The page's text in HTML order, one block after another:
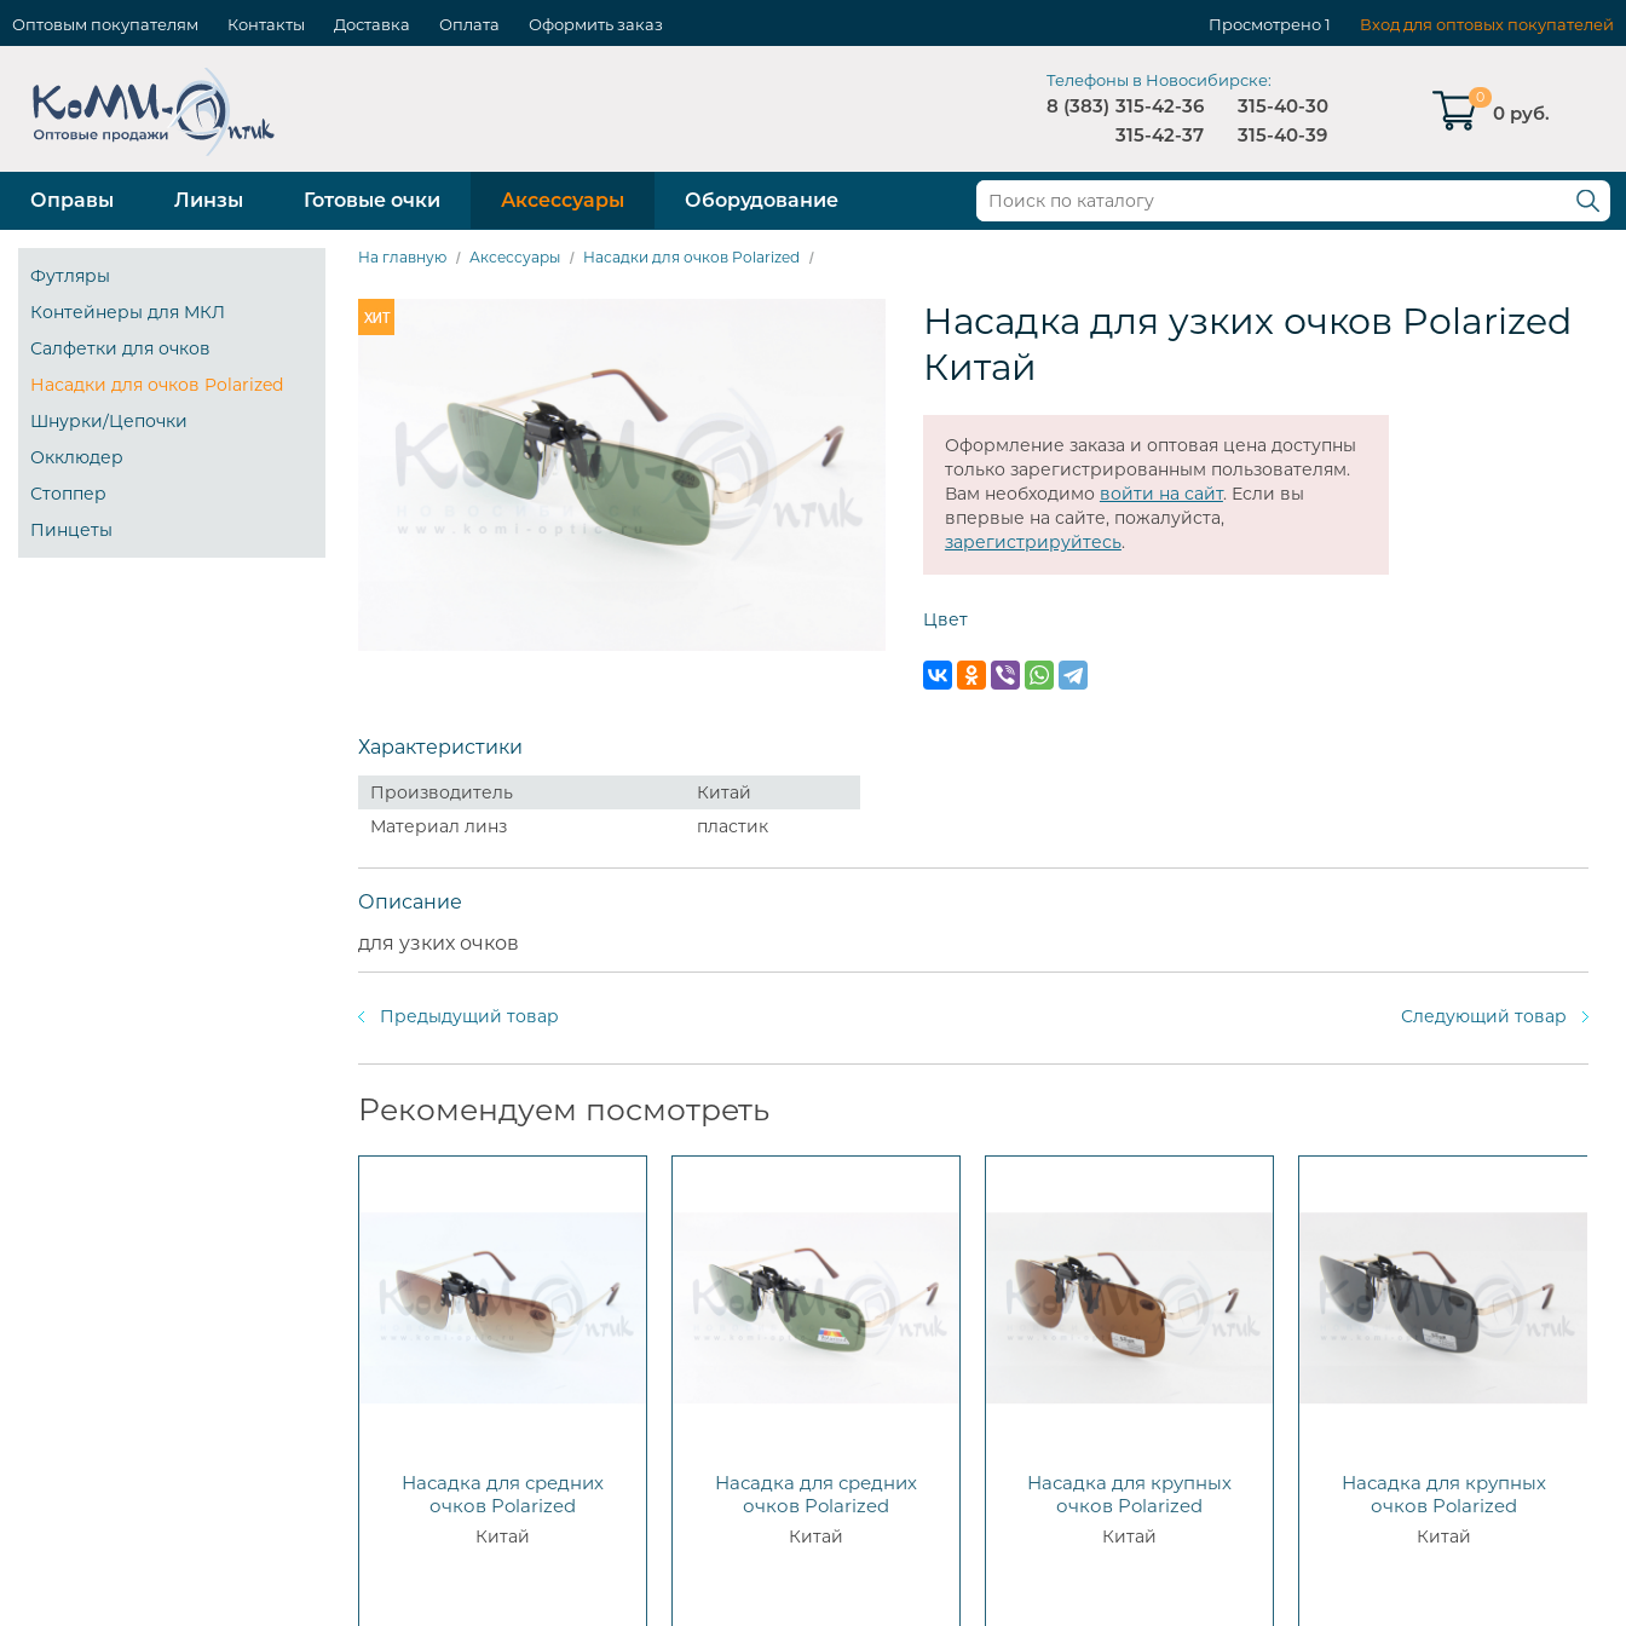
Оптовым покупателям Контакты Доставка Оплата Оформить заказ Просмотрено1 Вход для оптовых покупателей
0
0 руб.
Телефоны в Новосибирске:
8 (383) 315-42-36
315-40-30
315-42-37
315-40-39
Оправы Линзы Готовые очки Аксессуары Оборудование
Футляры
Контейнеры для МКЛ
Салфетки для очков
Насадки для очков Polarized
Шнурки/Цепочки
Окклюдер
Стоппер
Пинцеты
На главную Аксессуары Насадки для очков Polarized
Насадка для узких очков Polarized
Китай
Оформление заказа и оптовая цена доступны
только зарегистрированным пользователям.
Вам необходимо войти на сайт. Если вы
впервые на сайте, пожалуйста,
зарегистрируйтесь.
Цвет
Характеристики
Производитель
Китай
Материал линз
пластик
Описание
для узких очков
Предыдущий товар Следующий товар
Рекомендуем посмотреть
Насадка для средних
очков Polarized
Китай
Насадка для средних
очков Polarized
Китай
Насадка для крупных
очков Polarized
Китай
Насадка для крупных
очков Polarized
Китай